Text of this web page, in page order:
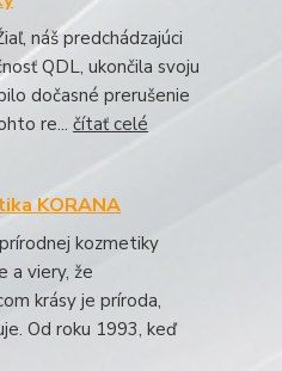
náš predchádzajúci
QDL, ukončila svoju
dočasné prerušenie
re... čítať celé
KORANA
kozmetiky
a viery, že
krásy je príroda,
Od roku 1993, keď